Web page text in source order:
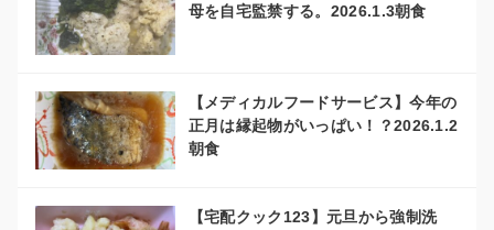
母を自宅監禁する。2026.1.3朝食
【メディカルフードサービス】今年の
正月は縁起物がいっぱい！？2026.1.2
朝食
【宅配クック123】元旦から強制洗